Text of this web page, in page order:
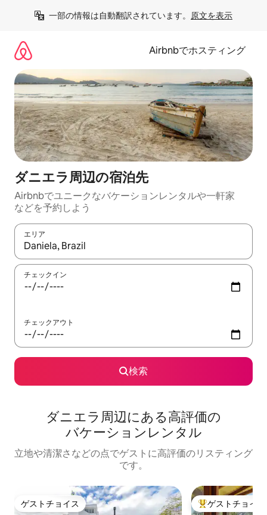
一部の情報は自動翻訳されています。 原文を表示
Airbnbでホスティング
ダニエラ⁠周⁠辺⁠の宿⁠泊⁠先
Airbnbでユニークなバ⁠ケ⁠ー⁠シ⁠ョ⁠ンレ⁠ン⁠タ⁠ルや一⁠軒⁠家
な⁠ど⁠を予⁠約⁠し⁠よ⁠う
エリア
検索結果が表示されたら、上下の矢印キーを使って移動するか
チェックイン
チェックアウト
検索
ダニエラ⁠周⁠辺⁠に⁠あ⁠る高⁠評⁠価⁠の
バ⁠ケ⁠ー⁠シ⁠ョ⁠ン⁠レ⁠ン⁠タ⁠ル
立地や清潔さなどの点でゲストに高評価のリスティング
です。
ゲストチョイス
ゲストチョイス 大好評のゲスト
ゲストチョイス